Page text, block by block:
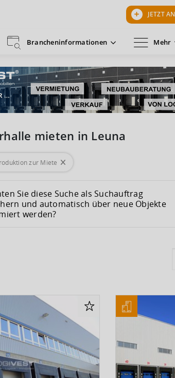
JETZT
Brancheninformationen Mehr
mieten in Leuna
zur Miete
Sie diese Suche als Suchauftrag
und automatisch über neue Objekte
werden?